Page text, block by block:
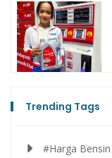
Trending Tags
#Harga Bensin